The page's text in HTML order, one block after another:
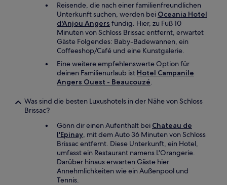
Reisende, die nach einer familienfreundlichen
Unterkunft suchen, werden bei Oceania Hotel
d'Anjou Angers fündig. Hier, zu Fuß 10
Minuten von Schloss Brissac entfernt, erwartet
Gäste Folgendes: Baby-Badewannen, ein
Coffeeshop/Café und eine Kunstgalerie.
Eine weitere empfehlenswerte Option für
deinen Familienurlaub ist Hotel Campanile
Angers Ouest - Beaucouzé.
Was sind die besten Luxushotels in der Nähe von Schloss
Brissac?
Gönn dir einen Aufenthalt bei Chateau de
l'Epinay, mit dem Auto 36 Minuten von Schloss
Brissac entfernt. Diese Unterkunft, ein Hotel,
umfasst ein Restaurant namens L'Orangerie.
Darüber hinaus erwarten Gäste hier
Annehmlichkeiten wie ein Außenpool und
Tennis.